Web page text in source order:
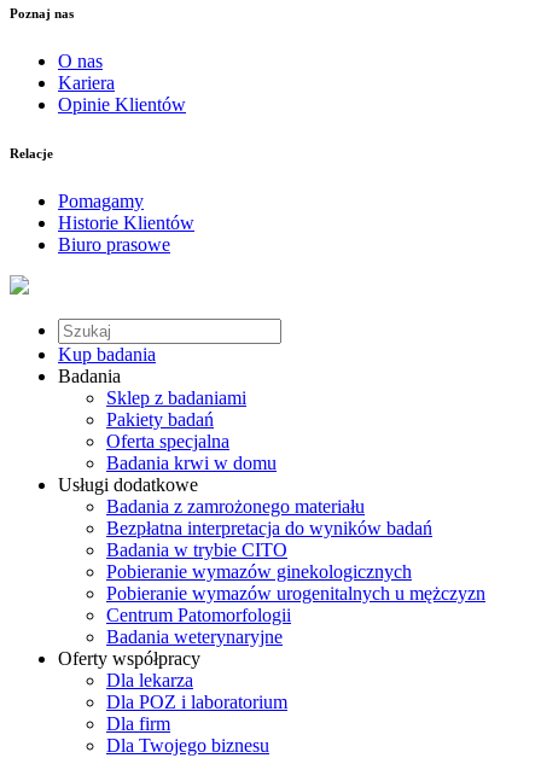
Poznaj nas
O nas
Kariera
Opinie Klientów
Relacje
Pomagamy
Historie Klientów
Biuro prasowe
Kup badania
Badania
Sklep z badaniami
Pakiety badań
Oferta specjalna
Badania krwi w domu
Usługi dodatkowe
Badania z zamrożonego materiału
Bezpłatna interpretacja do wyników badań
Badania w trybie CITO
Pobieranie wymazów ginekologicznych
Pobieranie wymazów urogenitalnych u mężczyzn
Centrum Patomorfologii
Badania weterynaryjne
Oferty współpracy
Dla lekarza
Dla POZ i laboratorium
Dla firm
Dla Twojego biznesu